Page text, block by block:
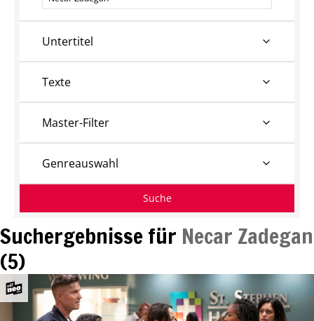
Suchergebnisse für Necar Zadegan
(5)
Untertitel
Texte
Master-Filter
Genreauswahl
Suche